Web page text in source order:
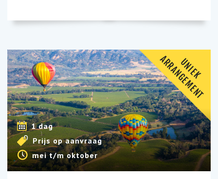
U
N
I
E
K
A
R
R
A
N
G
E
M
E
N
T
1 dag
Prijs op aanvraag
mei t/m oktober